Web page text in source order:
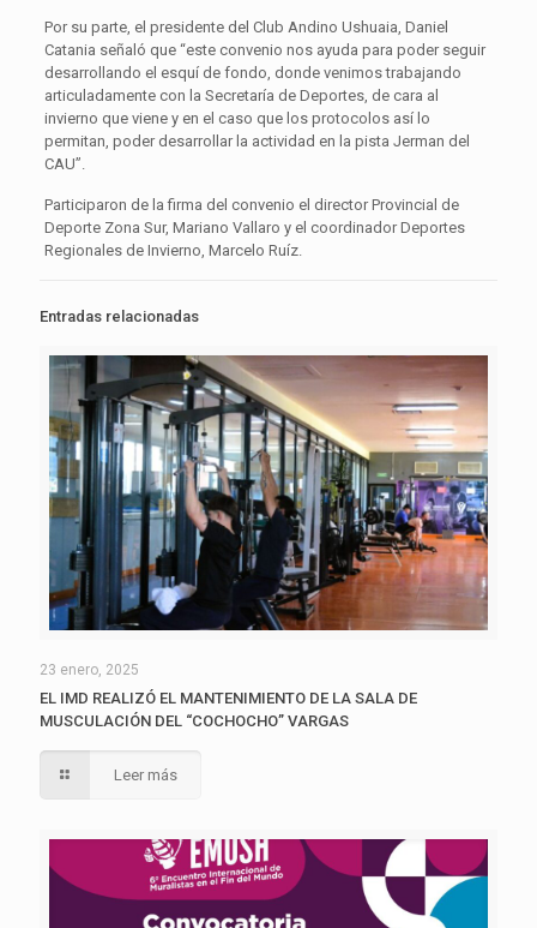
Por su parte, el presidente del Club Andino Ushuaia, Daniel
Catania señaló que “este convenio nos ayuda para poder seguir
desarrollando el esquí de fondo, donde venimos trabajando
articuladamente con la Secretaría de Deportes, de cara al
invierno que viene y en el caso que los protocolos así lo
permitan, poder desarrollar la actividad en la pista Jerman del
CAU”.
Participaron de la firma del convenio el director Provincial de
Deporte Zona Sur, Mariano Vallaro y el coordinador Deportes
Regionales de Invierno, Marcelo Ruíz.
Entradas relacionadas
23 enero, 2025
EL IMD REALIZÓ EL MANTENIMIENTO DE LA SALA DE
MUSCULACIÓN DEL “COCHOCHO” VARGAS
Leer más